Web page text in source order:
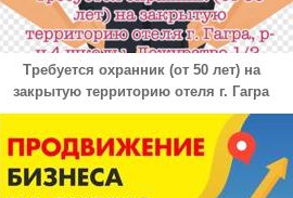
Требуется охранник (от 50 лет) на
закрытую территорию отеля г. Гагра